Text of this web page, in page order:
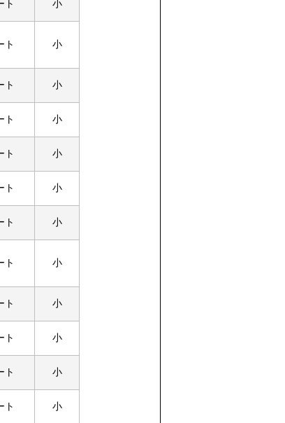
ト 小
ト 小
ト 小
ト 小
ト 小
ト 小
ト 小
ト 小
ト 小
ト 小
ト 小
ト 小